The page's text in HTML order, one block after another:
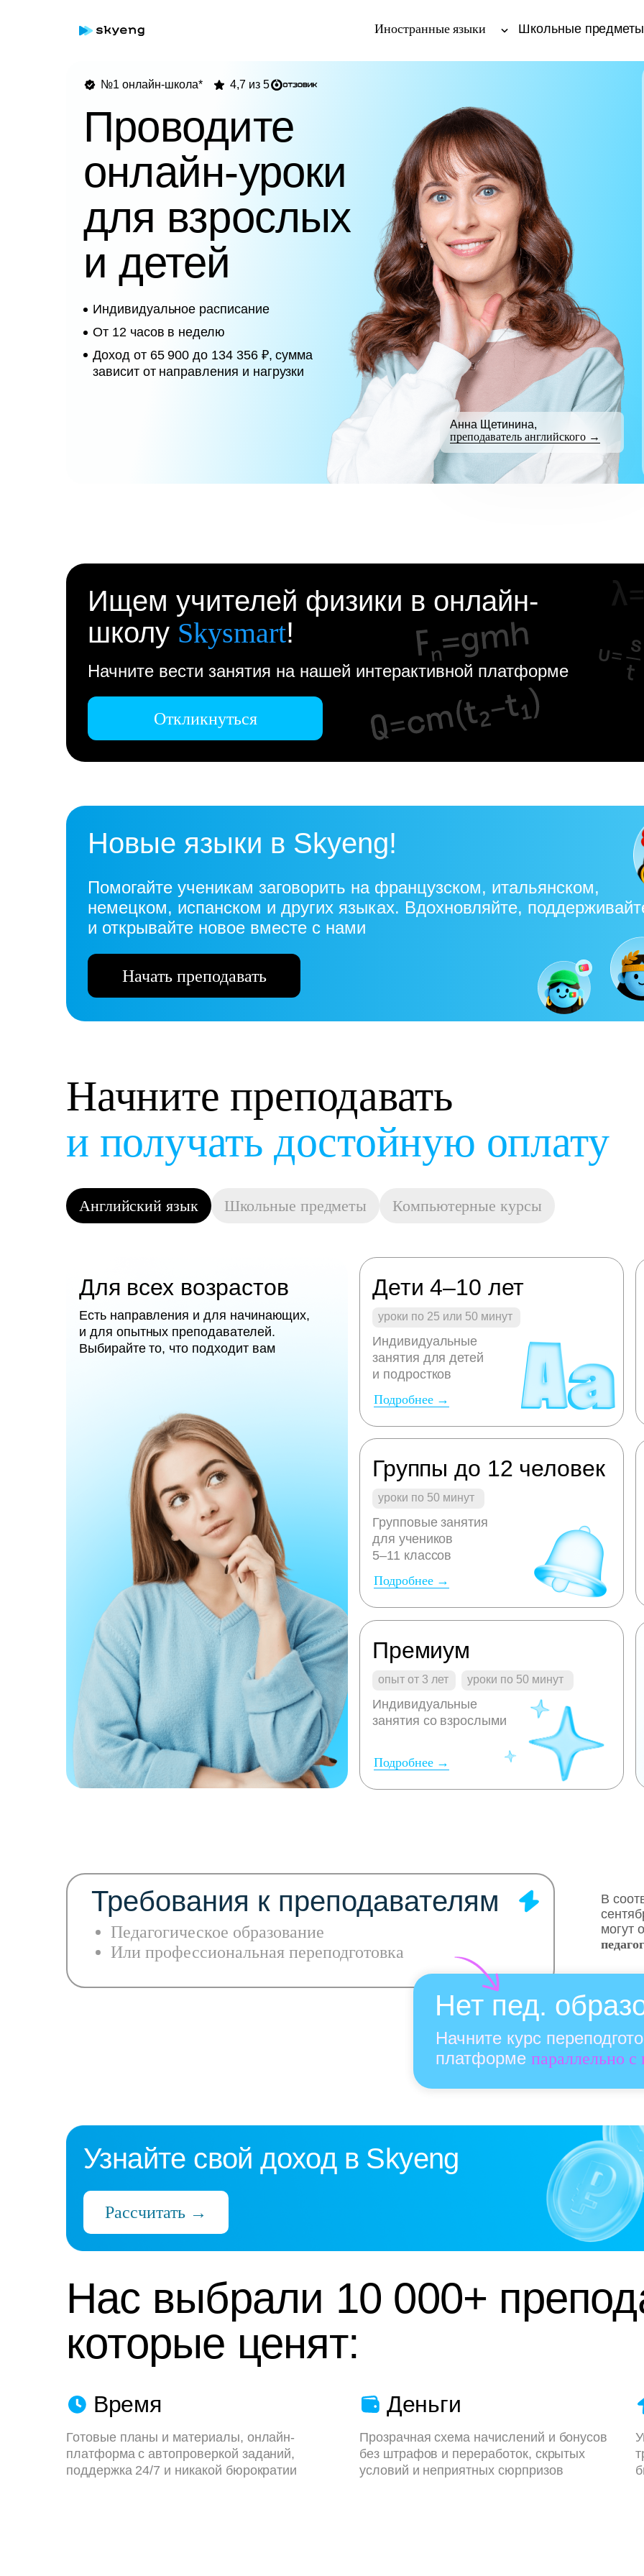
Иностранные языки Школьные предметы
№1 онлайн-школа*
Индивидуальное расписание
От 12 часов в неделю
Доход от 65 900 до 134 356 ₽, сумма
зависит от направления и нагрузки
4,7 из 5
Проводите
онлайн-уроки
для взрослых
и детей
Анна Щетинина,
преподаватель английского →
Ищем учителей физики в онлайн-
школу Skysmart!
Начните вести занятия на нашей интерактивной платформе
Откликнуться
Новые языки в Skyeng!
Помогайте ученикам заговорить на французском, итальянском,
немецком, испанском и других языках. Вдохновляйте,
и открывайте новое вместе с нами
Начать преподавать
Начните преподавать
и получать достойную оплату
Английский язык Школьные предметы Компьютерные курсы
Для всех возрастов
Есть направления и для начинающих,
и для опытных преподавателей.
Выбирайте то, что подходит вам
Дети 4–10 лет
уроки по 25 или 50 минут
Индивидуальные
занятия для детей
и подростков
Подробнее →
Групповые занятия
для учеников
5–11 классов
уроки по 50 минут
Группы до 12 человек
Подробнее →
Премиум
опыт от 3 лет уроки по 50 минут
Индивидуальные
занятия со взрослыми
Подробнее →
Педагогическое образование
Или профессиональная переподготовка
В
могут
Начните курс
платформе параллельно с
Требования к преподавателям
Нет пед.
Узнайте свой доход в Skyeng
Рассчитать →
Нас выбрали 10 000+
которые ценят:
Время
Готовые планы и материалы, онлайн-
платформа с автопроверкой заданий,
поддержка 24/7 и никакой бюрократии
Деньги
Прозрачная схема начислений и бонусов
без штрафов и переработок, скрытых
условий и неприятных сюрпризов